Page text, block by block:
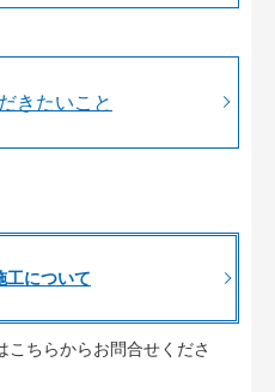
きたいこと
工について
ちらからお問合せくださ